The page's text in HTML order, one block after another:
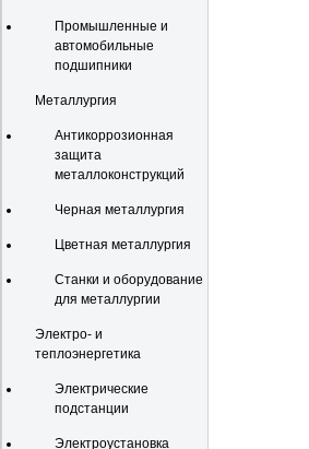
Промышленные и
автомобильные
подшипники
Металлургия
Антикоррозионная
защита
металлоконструкций
Черная металлургия
Цветная металлургия
Станки и оборудование
для металлургии
Электро- и
теплоэнергетика
Электрические
подстанции
Электроустановка